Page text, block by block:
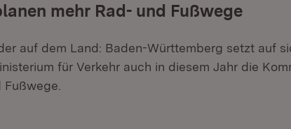
mehr Rad- und Fußwege
auf dem Land: Baden-Württemberg setzt auf
für Verkehr auch in diesem Jahr die